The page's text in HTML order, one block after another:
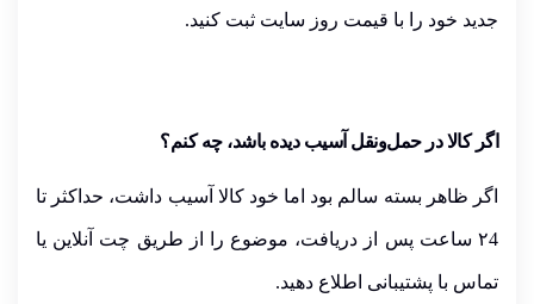
جدید خود را با قیمت روز سایت ثبت کنید.
اگر کالا در حمل‌ونقل آسیب دیده باشد، چه کنم؟
اگر ظاهر بسته سالم بود اما خود کالا آسیب داشت، حداکثر تا
۲4 ساعت پس از دریافت ، موضوع را از طریق چت آنلاین یا
تماس با پشتیبانی اطلاع دهید.